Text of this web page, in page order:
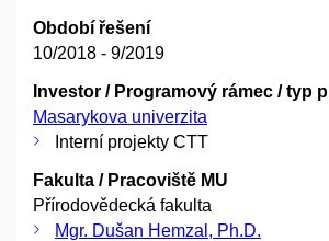
Období řešení
10/2018 - 9/2019
Investor / Programový rámec / typ
Masarykova univerzita
Interní projekty CTT
Fakulta / Pracoviště MU
Přírodovědecká fakulta
Mgr. Dušan Hemzal, Ph.D.